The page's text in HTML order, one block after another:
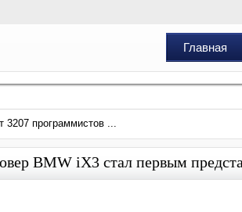
Главная
3207 программистов ...
BMW iX3 стал первым